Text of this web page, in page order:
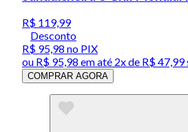
R$ 119,99
Desconto
R$ 95,98 no PIX
ou R$ 95,98 em até 2x de R$ 47,99
COMPRAR AGORA